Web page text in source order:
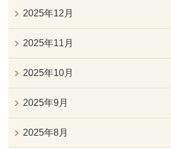
2025年12月
2025年11月
2025年10月
2025年9月
2025年8月